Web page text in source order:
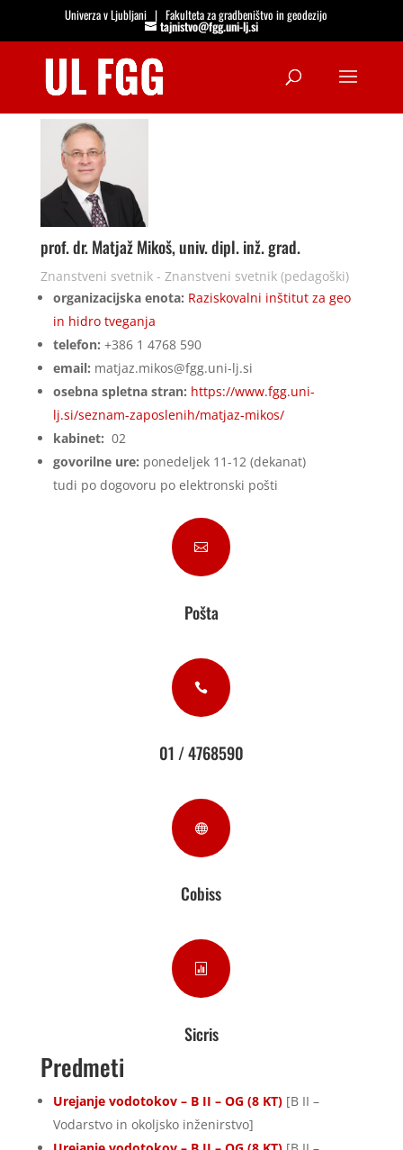
Univerza v Ljubljani |Fakulteta za gradbeništvo in geodezijo
tajnistvo@fgg.uni-lj.si
prof. dr. Matjaž Mikoš, univ. dipl. inž. grad.
Znanstveni svetnik - Znanstveni svetnik (pedagoški)
organizacijska enota: Raziskovalni inštitut za geo
in hidro tveganja
telefon: +386 1 4768 590
email: matjaz.mikos@fgg.uni-lj.si
osebna spletna stran: https://www.fgg.uni-
lj.si/seznam-zaposlenih/matjaz-mikos/
kabinet: 02
govorilne ure: ponedeljek 11-12 (dekanat)
tudi po dogovoru po elektronski pošti

Pošta

01 / 4768590

Cobiss

Sicris
Predmeti
Urejanje vodotokov – B II – OG (8 KT)[B II –
Vodarstvo in okoljsko inženirstvo]